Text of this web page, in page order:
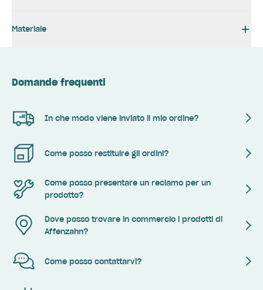
Materiale
Domande frequenti
In che modo viene inviato il mio ordine?
Come posso restituire gli ordini?
Come posso presentare un reclamo per un
prodotto?
Dove posso trovare in commercio i prodotti di
Affenzahn?
Come posso contattarvi?